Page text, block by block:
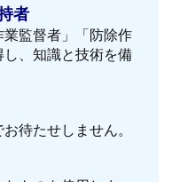
者
監督者」「防除作
、知識と技術を備
待たせしません。